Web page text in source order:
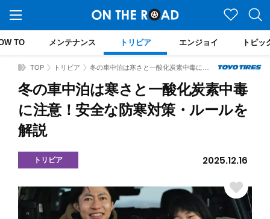
TO メンテナンス トリビア エンジョイ トピッ
TOP トリビア
冬の車中泊は寒さと一酸化炭素中毒
に注意！安全な防寒対策・ルールを
解説
トリビア 2025.12.16